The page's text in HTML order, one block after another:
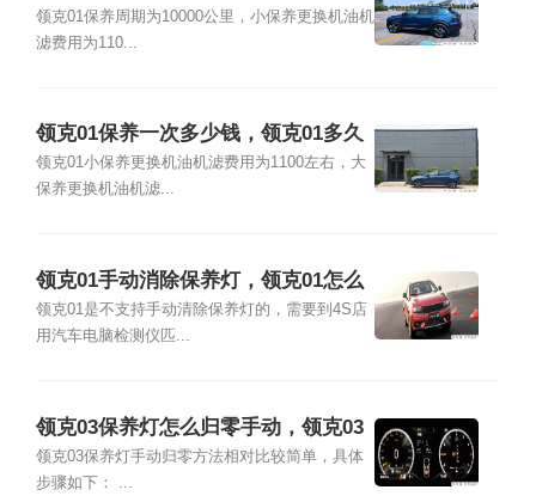
格表
领克01保养周期为10000公里，小保养更换机油机
滤费用为110...
领克01保养一次多少钱，领克01多久
保养一次
领克01小保养更换机油机滤费用为1100左右，大
保养更换机油机滤...
领克01手动消除保养灯，领克01怎么
保养复位
领克01是不支持手动清除保养灯的，需要到4S店
用汽车电脑检测仪匹...
领克03保养灯怎么归零手动，领克03
消保养灯图解
领克03保养灯手动归零方法相对比较简单，具体
步骤如下： ...